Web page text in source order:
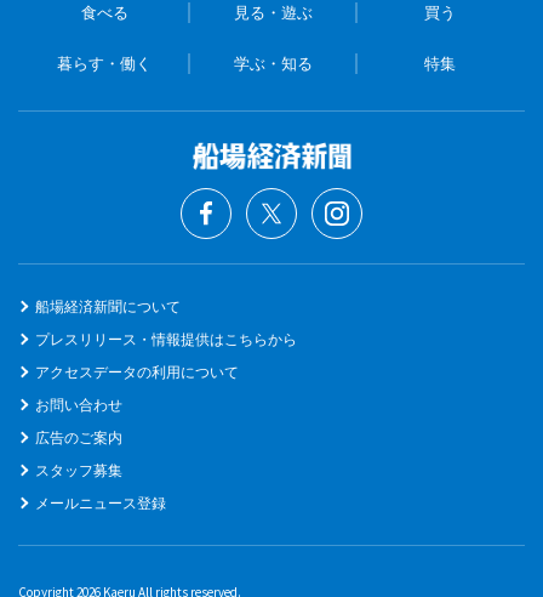
食べる 見る・遊ぶ 買う
暮らす・働く 学ぶ・知る 特集
船場経済新聞について
プレスリリース・情報提供はこちらから
アクセスデータの利用について
お問い合わせ
広告のご案内
スタッフ募集
メールニュース登録
Copyright 2026 Kaeru All rights reserved.